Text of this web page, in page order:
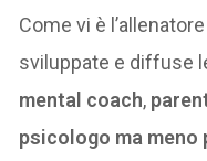
Come vi è
sviluppate e diffuse
mental coach,
psicologo ma meno